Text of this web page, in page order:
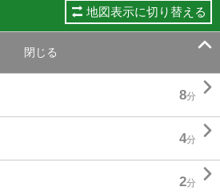
地図表示に切り替える
閉じる 
8分 
4分 
2分 